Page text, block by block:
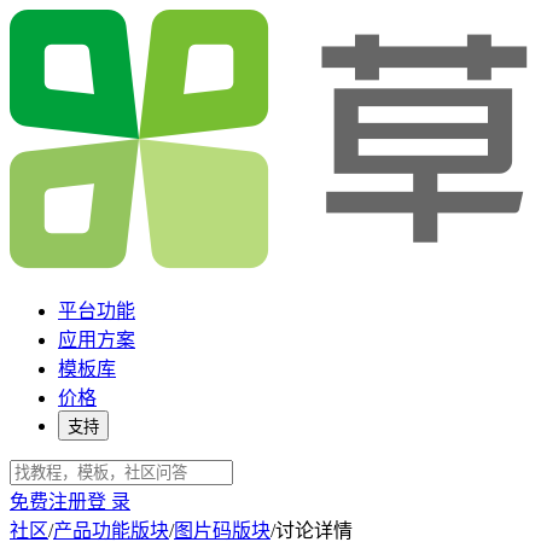
平台功能
应用方案
模板库
价格
支持
免费注册登 录
社区/产品功能版块/图片码版块/讨论详情